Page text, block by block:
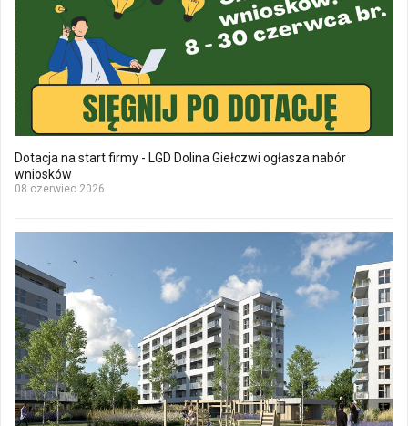
Dotacja na start firmy - LGD Dolina Giełczwi ogłasza nabór
wniosków
08 czerwiec 2026